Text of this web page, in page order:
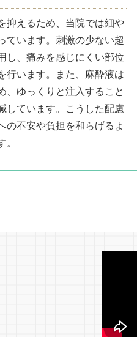
抑えるため、当院では細や
ています。刺激の少ない超
し、痛みを感じにくい部位
行います。また、麻酔液は
、ゆっくりと注入すること
しています。こうした配慮
の不安や負担を和らげるよ
。